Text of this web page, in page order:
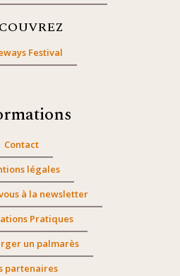
Festival
Contact
légales
à la newsletter
Pratiques
un palmarès
partenaires